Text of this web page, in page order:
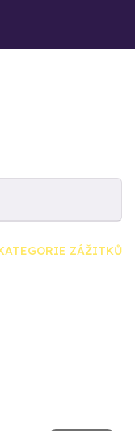
ZÁŽITKŮ